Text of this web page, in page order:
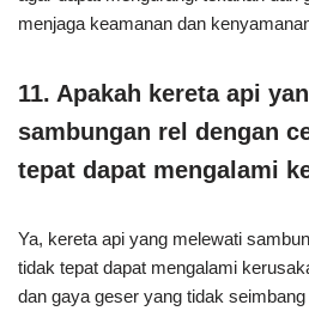
menjaga keamanan dan
11. Apakah kereta api
sambungan rel dengan
tepat dapat mengalami
Ya, kereta api yang melewati
tidak tepat dapat mengalami
dan gaya geser yang tidak seimbang